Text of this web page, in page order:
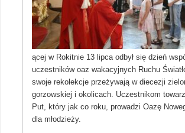
ącej w Rokitnie 13 lipca odbył się dzień
uczestników oaz wakacyjnych Ruchu
swoje rekolekcje przeżywają w diecezji
gorzowskiej i okolicach. Uczestnikom
Put, który jak co roku, prowadzi Oazę
dla młodzieży.